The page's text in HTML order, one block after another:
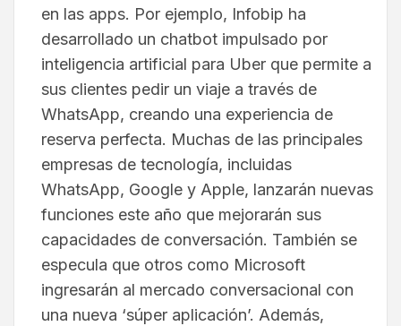
en las apps. Por ejemplo, Infobip ha
desarrollado un chatbot impulsado por
inteligencia artificial para Uber que permite a
sus clientes pedir un viaje a través de
WhatsApp, creando una experiencia de
reserva perfecta. Muchas de las principales
empresas de tecnología, incluidas
WhatsApp, Google y Apple, lanzarán nuevas
funciones este año que mejorarán sus
capacidades de conversación. También se
especula que otros como Microsoft
ingresarán al mercado conversacional con
una nueva ‘súper aplicación’. Además,